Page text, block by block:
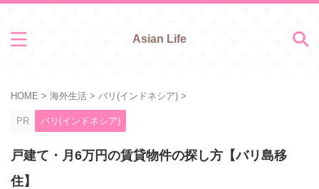
Asian Life
HOME > 海外生活 > バリ(インドネシア) >
PR バリ(インドネシア)
戸建て・月6万円の賃貸物件の探し方【バリ島移
住】